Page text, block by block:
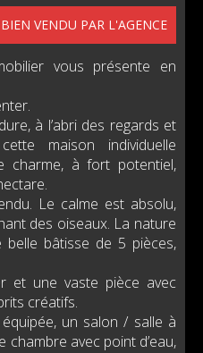
BIEN VENDU PAR L'AGENCE
vous présente en
à l’abri des regards et
maison individuelle
charme, à fort potentiel,
Le calme est absolu,
des oiseaux. La nature
bâtisse de 5 pièces,
et une vaste pièce avec
créatifs.
un salon / salle à
chambre avec point d’eau,